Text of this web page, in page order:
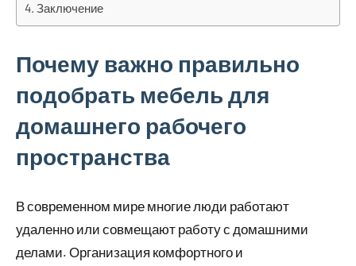
Заключение
Почему важно правильно
подобрать мебель для
домашнего рабочего
пространства
В современном мире многие люди работают
удаленно или совмещают работу с домашними
делами. Организация комфортного и